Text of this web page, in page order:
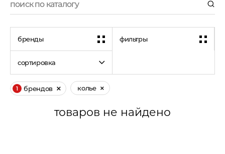
бренды фильтры
сортировка
1 брендов колье
товаров не найдено